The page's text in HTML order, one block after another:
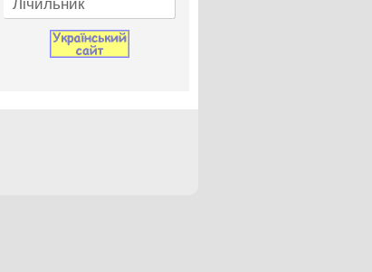
Лічильник